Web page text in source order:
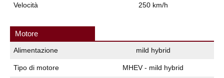
Velocità 250 km/h
Motore
Alimentazione mild hybrid
Tipo di motore MHEV - mild hybrid